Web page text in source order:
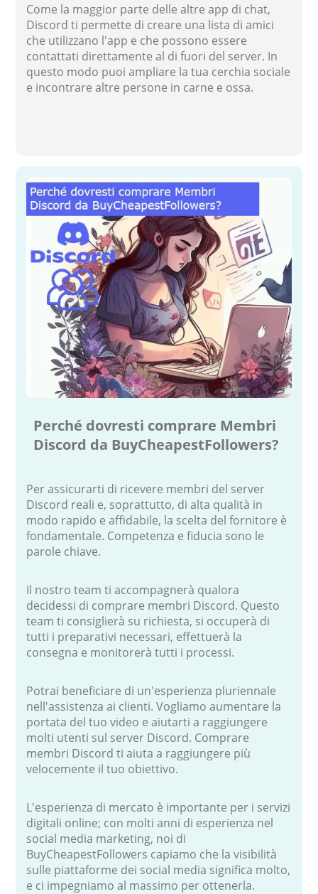
Come la maggior parte delle altre app di chat,
Discord ti permette di creare una lista di amici
che utilizzano l'app e che possono essere
contattati direttamente al di fuori del server. In
questo modo puoi ampliare la tua cerchia sociale
e incontrare altre persone in carne e ossa.
Perché dovresti comprare Membri
Discord da BuyCheapestFollowers?
Per assicurarti di ricevere membri del server
Discord reali e, soprattutto, di alta qualità in
modo rapido e affidabile, la scelta del fornitore è
fondamentale. Competenza e fiducia sono le
parole chiave.
Il nostro team ti accompagnerà qualora
decidessi di comprare membri Discord. Questo
team ti consiglierà su richiesta, si occuperà di
tutti i preparativi necessari, effettuerà la
consegna e monitorerà tutti i processi.
Potrai beneficiare di un'esperienza pluriennale
nell'assistenza ai clienti. Vogliamo aumentare la
portata del tuo video e aiutarti a raggiungere
molti utenti sul server Discord. Comprare
membri Discord ti aiuta a raggiungere più
velocemente il tuo obiettivo.
L'esperienza di mercato è importante per i servizi
digitali online; con molti anni di esperienza nel
social media marketing, noi di
BuyCheapestFollowers capiamo che la visibilità
sulle piattaforme dei social media significa molto,
e ci impegniamo al massimo per ottenerla.